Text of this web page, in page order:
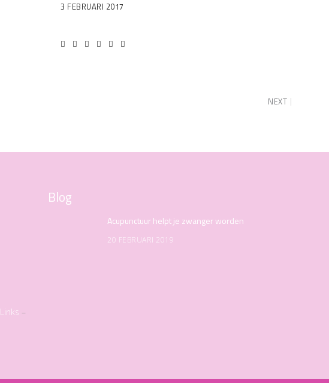
3 FEBRUARI 2017
NEXT
Links –
Blog
Acupunctuur helpt je zwanger worden
20 FEBRUARI 2019